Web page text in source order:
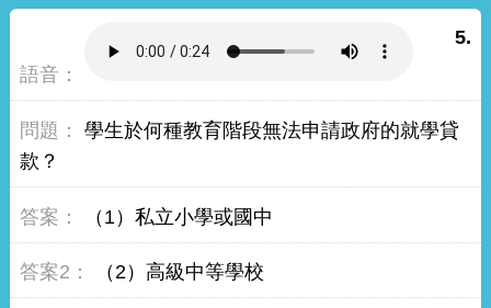
5.
學生於何種教育階段無法申請政府的就學貸
款？
（1）私立小學或國中
（2）高級中等學校